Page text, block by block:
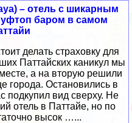
– отель с шикарным
баром в самом
делать страховку для
Паттайских каникул мы
а на вторую решили
города. Остановились в
подкупил вид сверху. Не
отель в Паттайе, но по
высок …...